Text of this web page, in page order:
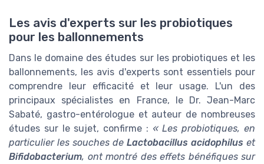
Les avis d'experts sur les probiotiques
pour les ballonnements
Dans le domaine des études sur les probiotiques et les
ballonnements, les avis d'experts sont essentiels pour
comprendre leur efficacité et leur usage. L'un des
principaux spécialistes en France, le Dr. Jean-Marc
Sabaté, gastro-entérologue et auteur de nombreuses
études sur le sujet, confirme : « Les probiotiques, en
particulier les souches de Lactobacillus acidophilus et
Bifidobacterium, ont montré des effets bénéfiques sur